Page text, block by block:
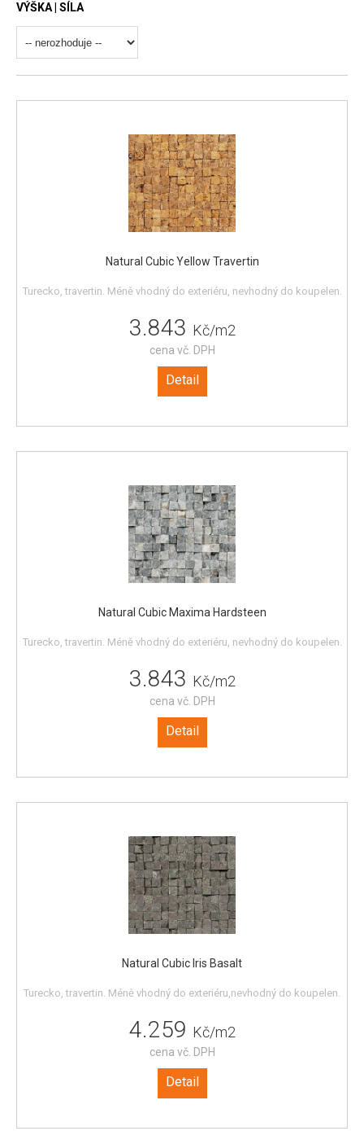
VÝŠKA | SÍLA
Natural Cubic Yellow Travertin
Turecko, travertin. Méně vhodný do exteriéru, nevhodný do koupelen.
3.843 Kč/m2
cena vč. DPH
Detail
Natural Cubic Maxima Hardsteen
Turecko, travertin. Méně vhodný do exteriéru, nevhodný do koupelen.
3.843 Kč/m2
cena vč. DPH
Detail
Natural Cubic Iris Basalt
Turecko, travertin. Méně vhodný do exteriéru,nevhodný do koupelen.
4.259 Kč/m2
cena vč. DPH
Detail